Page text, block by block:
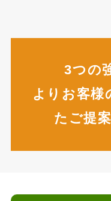
3つの
よりお客様
たご提